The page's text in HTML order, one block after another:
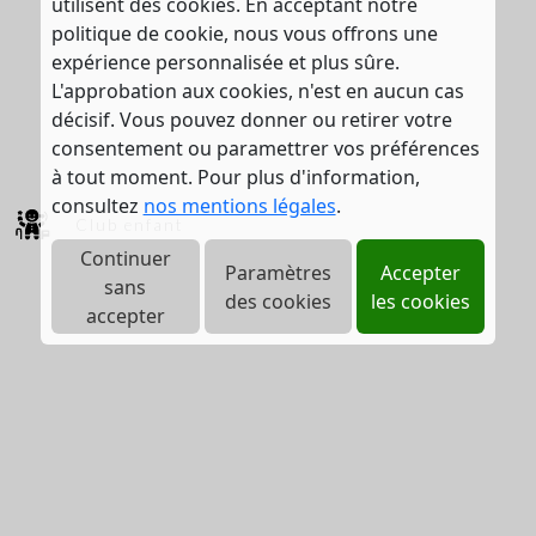
politique de cookie, nous vous offrons une
expérience personnalisée et plus sûre.
L'approbation aux cookies, n'est en aucun cas
décisif. Vous pouvez donner ou retirer votre
consentement ou paramettrer vos préférences
à tout moment. Pour plus d'information,
consultez nos mentions légales.
Continuer
sans
accepter
Paramètres
des cookies
Accepter
les cookies